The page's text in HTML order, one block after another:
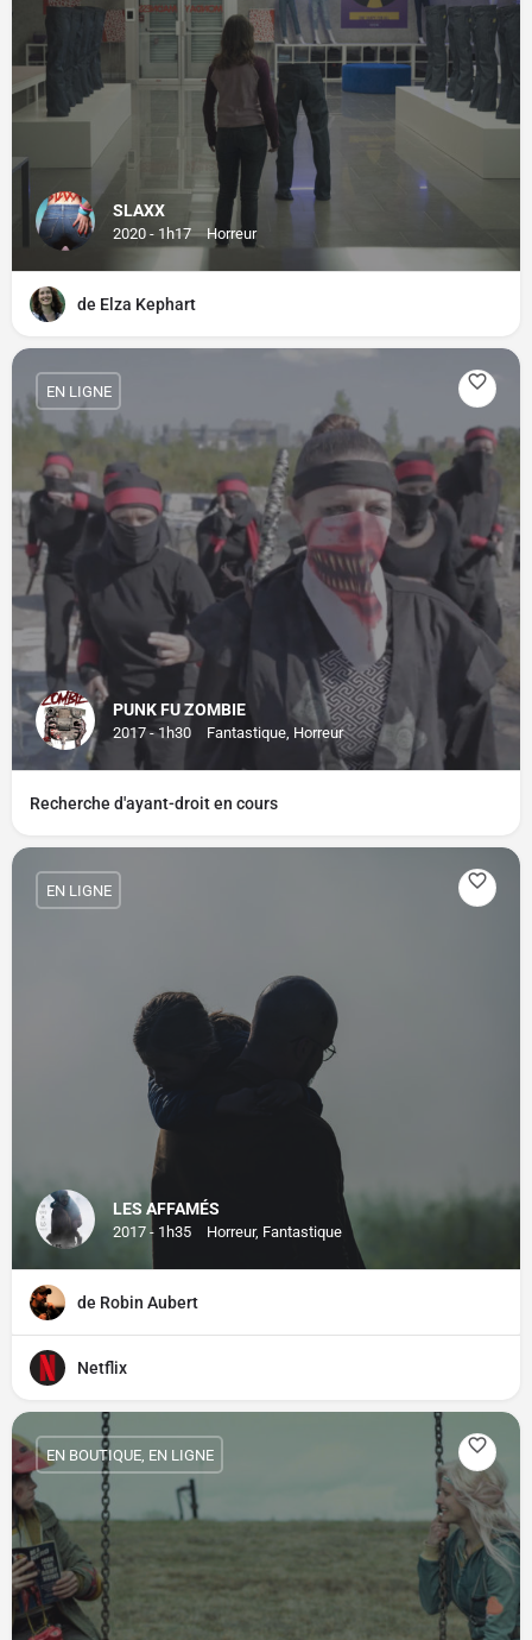
SLAXX
2020 - 1h17 Horreur
de Elza Kephart
PUNK FU ZOMBIE
2017 - 1h30 Fantastique, Horreur
EN LIGNE
Recherche d'ayant-droit en cours
LES AFFAMÉS
2017 - 1h35 Horreur, Fantastique
EN LIGNE
de Robin Aubert
Netflix
EN BOUTIQUE, EN LIGNE